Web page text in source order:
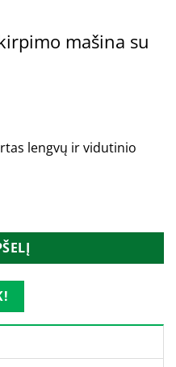
mašina su
lengvų ir vidutinio